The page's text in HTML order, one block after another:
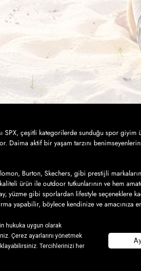
SPX, çeşitli kategorilerde sunduğu spor
Daima aktif bir yaşam tarzını
Burton, Skechers, gibi prestijli
ürün ile outdoor tutkunlarının ve hem
yüzme gibi sporlardan lifestyle seçeneklere
yapabilir, böylece kendinize ve amacınıza
gereken tek şey ise, SPX’in online alışveriş
yapabilir, satın aldığınız ürünlerin
ve konforu gerek spor aktivitelerinize